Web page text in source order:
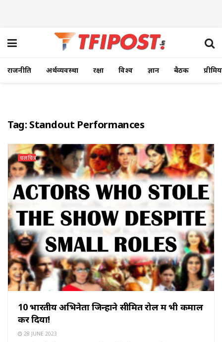
राजनीति अर्थव्यवस्था रक्षा विश्व ज्ञान बैठक
Tag: Standout Performances
चलचित्र
10 भारतीय अभिनेता जिन्होंने सीमित रोल में भी कमाल
कर दिया!
28 JUNE 2023